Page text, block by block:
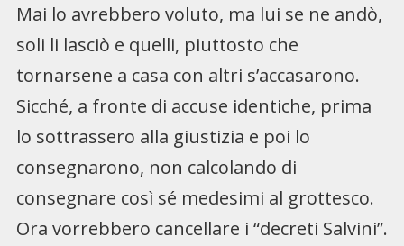
Mai lo avrebbero voluto, ma lui se ne andò,
soli li lasciò e quelli, piuttosto che
tornarsene a casa con altri s’accasarono.
Sicché, a fronte di accuse identiche, prima
lo sottrassero alla giustizia e poi lo
consegnarono, non calcolando di
consegnare così sé medesimi al grottesco.
Ora vorrebbero cancellare i “decreti Salvini”.